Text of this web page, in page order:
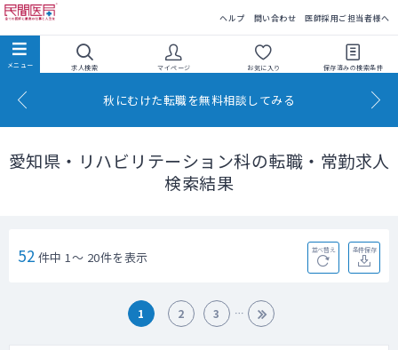
ヘルプ 問い合わせ 医師採用ご担当者様へ
求人検索 マイページ お気に入り 保存済みの検索条件
秋にむけた転職を無料相談してみる
愛知県・リハビリテーション科の転職・常勤求人
検索結果
52 件中 1～ 20件を表示 並べ替え 条件保存
1 2 3